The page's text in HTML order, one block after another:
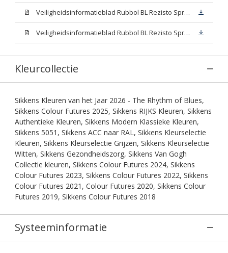
Veiligheidsinformatieblad Rubbol BL Rezisto Spray W05 (MSDS)
Veiligheidsinformatieblad Rubbol BL Rezisto Spray N00 (MSDS)
Kleurcollectie
Sikkens Kleuren van het Jaar 2026 - The Rhythm of Blues,
Sikkens Colour Futures 2025, Sikkens RIJKS Kleuren, Sikkens
Authentieke Kleuren, Sikkens Modern Klassieke Kleuren,
Sikkens 5051, Sikkens ACC naar RAL, Sikkens Kleurselectie
Kleuren, Sikkens Kleurselectie Grijzen, Sikkens Kleurselectie
Witten, Sikkens Gezondheidszorg, Sikkens Van Gogh
Collectie kleuren, Sikkens Colour Futures 2024, Sikkens
Colour Futures 2023, Sikkens Colour Futures 2022, Sikkens
Colour Futures 2021, Colour Futures 2020, Sikkens Colour
Futures 2019, Sikkens Colour Futures 2018
Systeeminformatie